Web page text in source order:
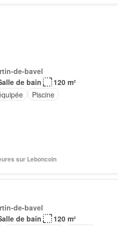
de-bavel
de bain
120 m²
Piscine
sur Leboncoin
de-bavel
de bain
120 m²